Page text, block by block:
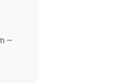
–